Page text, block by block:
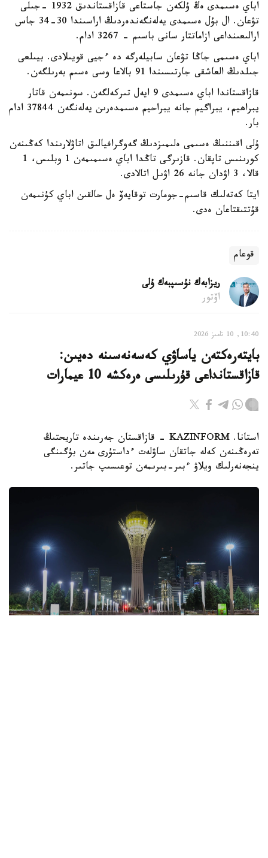
اباي ەسىمدى ەڭ ۇلكەن جاستاعى قازاقستاندىق 1932 -جىلى
تۋعان. ال بۇل ەسىمدى يەلەنگەندەردىڭ اراسىندا 30-34 جاس
ارالىعىنداعى ازاماتتار سانى باسىم - 3267 ادام.
اباي ەسىمى جاڭا تۋعان سابيلەرگە دە ءجيى قويىلادى. بيىلعى
جىلدىڭ العاشقى جارتىسىندا 91 بالاعا وسى ەسىم بەرىلگەن.
قازاقستاندا اباي ەسىمدى 9 ايەل تىركەلگەن. سونىمەن قاتار
يبراھيم، يبراگيم جانە يبراحيم ەسىمدەرىن يەلەنگەن 37844 ادام
بار.
ۇلى اقىننىڭ ەسىمى ەلىمىزدىڭ گەوگرافيالىق اتاۋلارىندا كەڭىنەن
كورىنىس تاپقان. قازىرگى تاڭدا اباي ەسىمىمەن 1 وبلىس، 1
قالا، 3 اۋدان جانە 26 اۋىل اتالادى.
ايتا كەتەلىك قاسىم-جومارت توقايەۆ ەل حالقىن اباي كۇنىمەن
قۇتتىقتاعان ەدى.
قوعام
ريزابەك نۇسىپبەك ۇلى
اۆتور
10:40, 10 تامىز 2026
بايتەرەكتەن ياساۋي كەسەنەسىنە دەيىن:
قازاقستانداعى قۇرىلىسى ەرەكشە 10 عيمارات
استانا. KAZINFORM - قازاقستان جەرىندە تاريحتىڭ
تەرەڭىنەن كەلە جاتقان ساۋلەت ءداستۇرى مەن بۇگىنگى
ينجەنەرلىك ويلاۋ ءبىر-بىرىمەن توعىسىپ جاتىر.